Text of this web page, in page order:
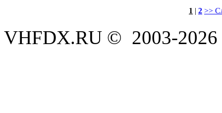
1 | 2 >>
VHFDX.RU © 2003-2026